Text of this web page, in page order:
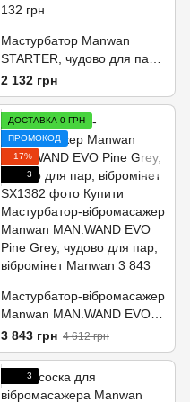
Мастурбатор Manwan
STARTER, чудово для пар,
регулювання тиску,
вібромінет
2 132 грн
ДОСТАВКА 0 ГРН
ПРОМОКОД
−17%
3
Мастурбатор-вібромасажер
Manwan MAN.WAND EVO
Pine Grey, чудово для пар,
вібромінет
3 843 грн 4 612 грн
3